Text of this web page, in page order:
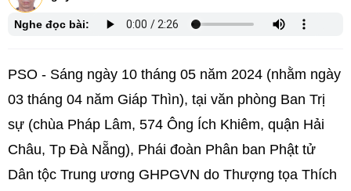
Nghe đọc bài:
PSO - Sáng ngày 10 tháng 05 năm 2024 (nhằm ngày
03 tháng 04 năm Giáp Thìn), tại văn phòng Ban Trị
sự (chùa Pháp Lâm, 574 Ông Ích Khiêm, quận Hải
Châu, Tp Đà Nẵng), Phái đoàn Phân ban Phật tử
Dân tộc Trung ương GHPGVN do Thượng tọa Thích